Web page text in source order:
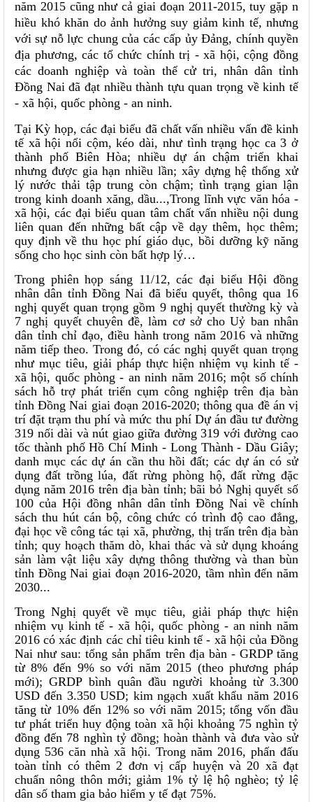
năm 2015 cũng như cả giai đoạn 2011-2015, tuy gặp n​
hiều khó khăn do ảnh hưởng suy giảm kinh tế, nhưng
với sự nỗ lực chung của các cấp ủy Đảng, chính quyền
địa phương, các tổ chức chính trị - xã hội, cộng đồng
các doanh nghiệp và toàn thể cử tri, nhân dân tỉnh
Đồng Nai đã đạt nhiều thành tựu quan trọng về kinh tế
- xã hội, quốc phòng - an ninh.
Tại Kỳ họp, các đại biểu đã chất vấn nhiều vấn đề kinh
tế xã hội nổi cộm, kéo dài, như tình trạng học ca 3 ở
thành phố Biên Hòa; nhiều dự án chậm triển khai
nhưng được gia hạn nhiều lần; xây dựng hệ thống xử
lý nước thải tập trung còn chậm; tình trạng gian lận
trong kinh doanh xăng, dầu...,Trong lĩnh vực văn hóa -
xã hội, các đại biểu quan tâm chất vấn nhiều nội dung
liên quan đến những bất cập về dạy thêm, học thêm;
quy định về thu học phí giáo dục, bồi dưỡng kỹ năng
sống cho học sinh còn bất hợp lý…
Trong phiên họp sáng 11/12, các đại biểu Hội đồng
nhân dân tỉnh Đồng Nai đã biểu quyết, thông qua 16
nghị quyết quan trọng gồm 9 nghị quyết thường kỳ và
7 nghị quyết chuyên đề, làm cơ sở cho Uỷ ban nhân
dân tỉnh chỉ đạo, điều hành trong năm 2016 và những
năm tiếp theo. Trong đó, có các nghị quyết quan trọng
như mục tiêu, giải pháp thực hiện nhiệm vụ kinh tế -
xã hội, quốc phòng - an ninh năm 2016; một số chính
sách hỗ trợ phát triển cụm công nghiệp trên địa bàn
tỉnh Đồng Nai giai đoạn 2016-2020; thông qua đề án vị
trí đặt trạm thu phí và mức thu phí Dự án đầu tư đường
319 nối dài và nút giao giữa đường 319 với đường cao
tốc thành phố Hồ Chí Minh - Long Thành - Dầu Giây;
danh mục các dự án cần thu hồi đất; các dự án có sử
dụng đất trồng lúa, đất rừng phòng hộ, đất rừng đặc
dụng năm 2016 trên địa bàn tỉnh; bãi bỏ Nghị quyết số
100 của Hội đồng nhân dân tỉnh Đồng Nai về chính
sách thu hút cán bộ, công chức có trình độ cao đẳng,
đại học về công tác tại xã, phường, thị trấn trên địa bàn
tỉnh; quy hoạch thăm dò, khai thác và sử dụng khoáng
sản làm vật liệu xây dựng thông thường và than bùn
tỉnh Đồng Nai giai đoạn 2016-2020, tầm nhìn đến năm
2030...
Trong Nghị quyết về mục tiêu, giải pháp thực hiện
nhiệm vụ kinh tế - xã hội, quốc phòng - an ninh năm
2016 có xác định các chỉ tiêu kinh tế - xã hội của Đồng
Nai như sau: tổng sản phẩm trên địa bàn - GRDP tăng
từ 8% đến 9% so với năm 2015 (theo phương pháp
mới); GRDP bình quân đầu người khoảng từ 3.300
USD đến 3.350 USD; kim ngạch xuất khẩu năm 2016
tăng từ 10% đến 12% so với năm 2015; tổng vốn đầu
tư phát triển huy động toàn xã hội khoảng 75 nghìn tỷ
đồng đến 78 nghìn tỷ đồng; hoàn thành và đưa vào sử
dụng 536 căn nhà xã hội. Trong năm 2016, phấn đấu
toàn tỉnh có thêm 2 đơn vị cấp huyện và 20 xã đạt
chuẩn nông thôn mới; giảm 1% tỷ lệ hộ nghèo; tỷ lệ
dân số tham gia bảo hiểm y tế đạt 75%.